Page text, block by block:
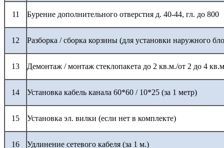
11 Бурение дополнительного отверстия д. 40-44, гл. до 800
12 Разборка / сборка корзины (для установки наружного
13 Демонтаж / монтаж стеклопакета до 2 кв.м./от 2 до 4
14 Установка кабель канала 60*60 / 10*25 (за 1 метр)
15 Установка эл. вилки (если нет в комплекте)
16 Удлинение сетевого кабеля (за 1 м.)